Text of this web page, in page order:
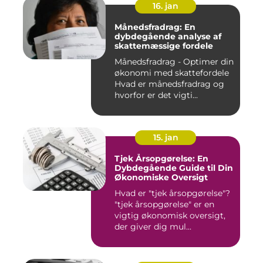
16. jan
Månedsfradrag: En
dybdegående analyse af
skattemæssige fordele
Månedsfradrag - Optimer din
økonomi med skattefordele
Hvad er månedsfradrag og
hvorfor er det vigti...
15. jan
Tjek Årsopgørelse: En
Dybdegående Guide til Din
Økonomiske Oversigt
Hvad er "tjek årsopgørelse"?
"tjek årsopgørelse" er en
vigtig økonomisk oversigt,
der giver dig mul...